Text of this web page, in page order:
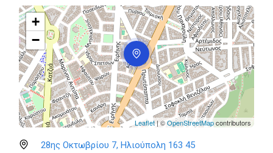
+
−
Leaflet| ©OpenStreetMapcontributors
28ης Οκτωβρίου 7, Ηλιούπολη 163 45